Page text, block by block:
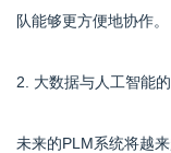
队能够更方便地协作。
2. 大数据与人工智能
未来的PLM系统将越